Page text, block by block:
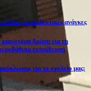
εκπαιδευτικές ανάγκες
δράση για τη
εκπαίδευση
για το σχολείο μας: